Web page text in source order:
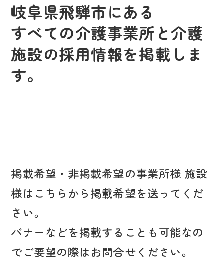
岐阜県飛騨市にある
すべての介護事業所と介護
施設の採用情報を掲載しま
す。
掲載希望・非掲載希望の事業所様 施設
様はこちらから掲載希望を送ってくだ
さい。
バナーなどを掲載することも可能なの
でご要望の際はお問合せください。